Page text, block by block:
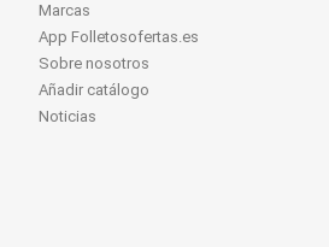
Marcas
App Folletosofertas.es
Sobre nosotros
Añadir catálogo
Noticias